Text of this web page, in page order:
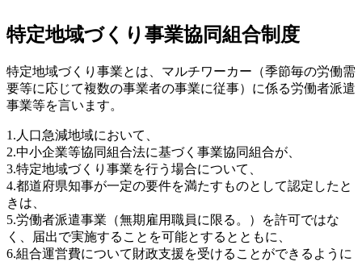
特定地域づくり事業協同組合制度
特定地域づくり事業とは、マルチワーカー（季節毎の労働需
要等に応じて複数の事業者の事業に従事）に係る労働者派遣
事業等を言います。
1.人口急減地域において、
2.中小企業等協同組合法に基づく事業協同組合が、
3.特定地域づくり事業を行う場合について、
4.都道府県知事が一定の要件を満たすものとして認定したと
きは、
5.労働者派遣事業（無期雇用職員に限る。）を許可ではな
く、届出で実施することを可能とするとともに、
6.組合運営費について財政支援を受けることができるように